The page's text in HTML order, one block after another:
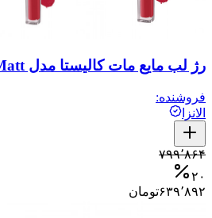
رژ لب مایع مات کالیستا مدل Stain Matt شماره L92
فروشنده:
الانزا
۷۹۹٬۸۶۴
۲۰
۶۳۹٬۸۹۲تومان